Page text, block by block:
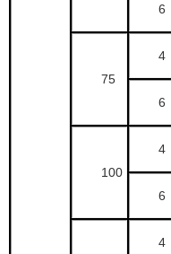
6
75
4
6
100
4
6
4